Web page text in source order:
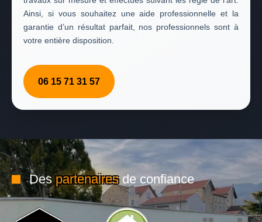
Ainsi, si vous souhaitez une aide professionnelle et la
garantie d’un résultat parfait, nos professionnels sont à
votre entière disposition.
06 15 71 31 57
Despartenairesde confiance